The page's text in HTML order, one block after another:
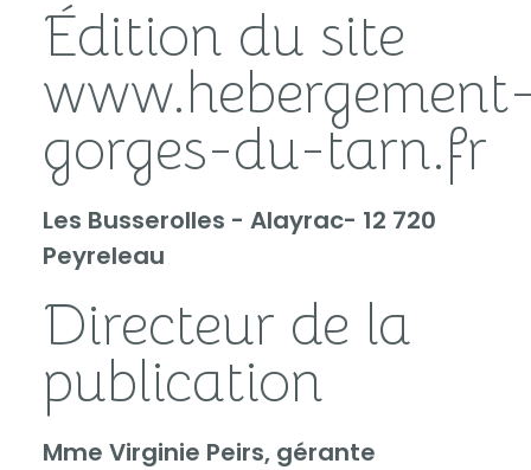
Édition du site
gorges-du-tarn.fr
Les Busserolles - Alayrac- 12 720
Peyreleau
Directeur de la
publication
Mme Virginie Peirs, gérante